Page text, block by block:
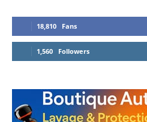
18,810 Fans
1,560 Followers